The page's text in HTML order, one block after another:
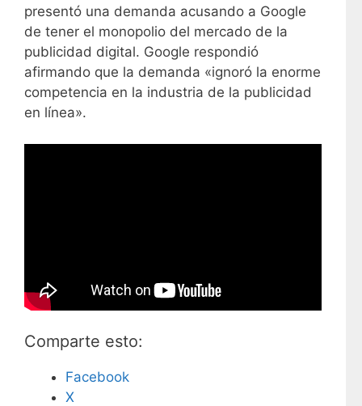
presentó una demanda acusando a Google
de tener el monopolio del mercado de la
publicidad digital. Google respondió
afirmando que la demanda «ignoró la enorme
competencia en la industria de la publicidad
en línea».
Comparte esto:
Facebook
X